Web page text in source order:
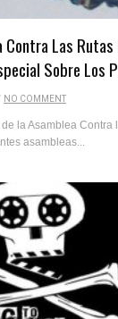
Las
Sobre Los
NO COMMENT
la Asamblea
asambleas...